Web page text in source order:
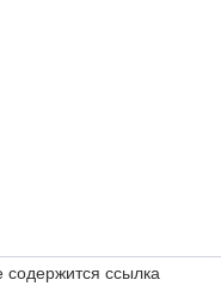
ссылка